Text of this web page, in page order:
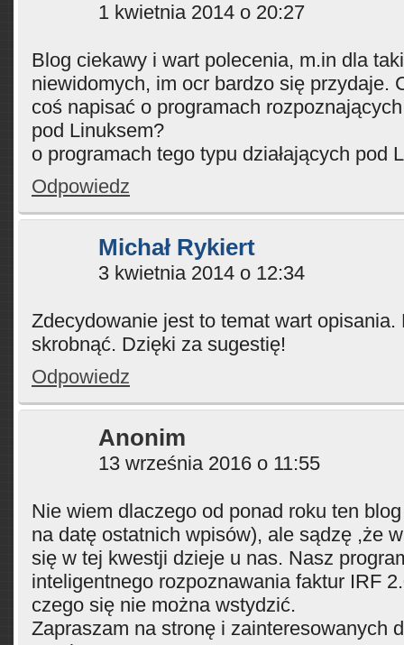
1 kwietnia 2014 o 20:27
Blog ciekawy i wart polecenia, m.in dla
niewidomych, im ocr bardzo się przydaje.
coś napisać o programach
pod Linuksem?
o programach tego typu działających pod
Odpowiedz
Michał Rykiert
3 kwietnia 2014 o 12:34
Zdecydowanie jest to temat wart opisania.
skrobnąć. Dzięki za sugestię!
Odpowiedz
Anonim
13 września 2016 o 11:55
Nie wiem dlaczego od ponad roku ten
na datę ostatnich wpisów), ale sądzę ,że
się w tej kwestji dzieje u nas. Nasz
inteligentnego rozpoznawania faktur IRF
czego się nie można wstydzić.
Zapraszam na stronę i zainteresowanych